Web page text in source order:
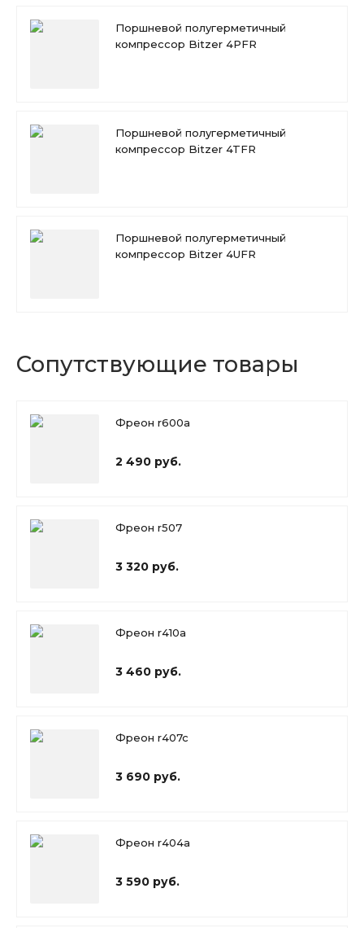
Поршневой полугерметичный
компрессор Bitzer 4PFR
Поршневой полугерметичный
компрессор Bitzer 4TFR
Поршневой полугерметичный
компрессор Bitzer 4UFR
Сопутствующие товары
Фреон r600a
2 490 руб.
Фреон r507
3 320 руб.
Фреон r410a
3 460 руб.
Фреон r407c
3 690 руб.
Фреон r404a
3 590 руб.